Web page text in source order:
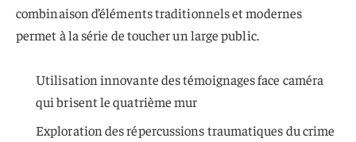
combinaison d’éléments traditionnels et modernes
permet à la série de toucher un large public.
Utilisation innovante des témoignages face caméra
qui brisent le quatrième mur
Exploration des répercussions traumatiques du crime